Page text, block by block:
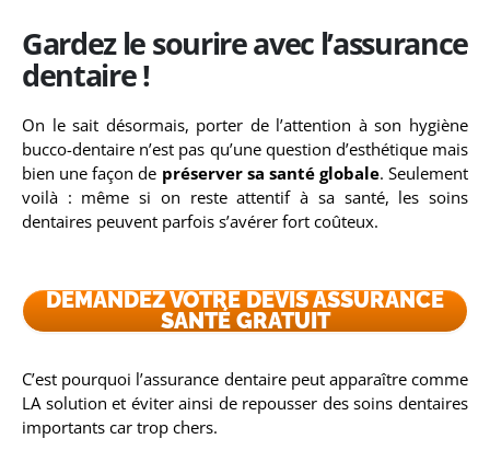
Gardez le sourire avec l’assurance
dentaire !
On le sait désormais, porter de l’attention à son hygiène
bucco-dentaire n’est pas qu’une question d’esthétique mais
bien une façon de préserver sa santé globale. Seulement
voilà : même si on reste attentif à sa santé, les soins
dentaires peuvent parfois s’avérer fort coûteux.
DEMANDEZ VOTRE DEVIS ASSURANCE
SANTÉ GRATUIT
C’est pourquoi l’assurance dentaire peut apparaître comme
LA solution et éviter ainsi de repousser des soins dentaires
importants car trop chers.